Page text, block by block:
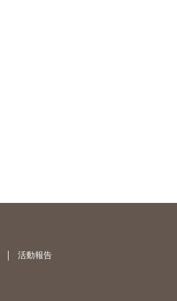
活動報告